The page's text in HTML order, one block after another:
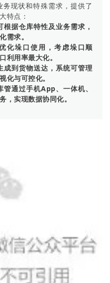
现状和特殊需求，提供了
特点：
根据仓库特性及业务需求，
需求。
化垛口使用，考虑垛口顺
利用率最大化。
成到货物送达，系统可管理
化与可控化。
管通过手机App、一体机、
，实现数据协同化。